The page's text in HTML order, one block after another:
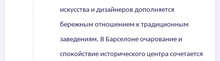
искусства и дизайнеров дополняется
бережным отношением к традиционным
заведениям. В Барселоне очарование и
спокойствие исторического центра сочетается